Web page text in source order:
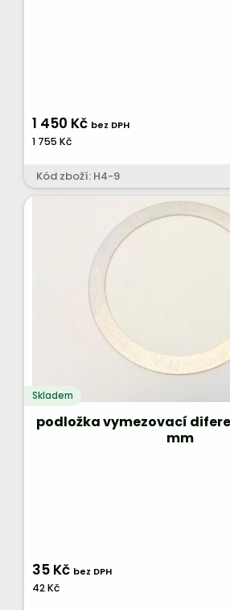
1 450 Kč bez DPH
1 755 Kč
Kód zboží: H4-9
Skladem
podložka vymezovací
mm
35 Kč bez DPH
42 Kč